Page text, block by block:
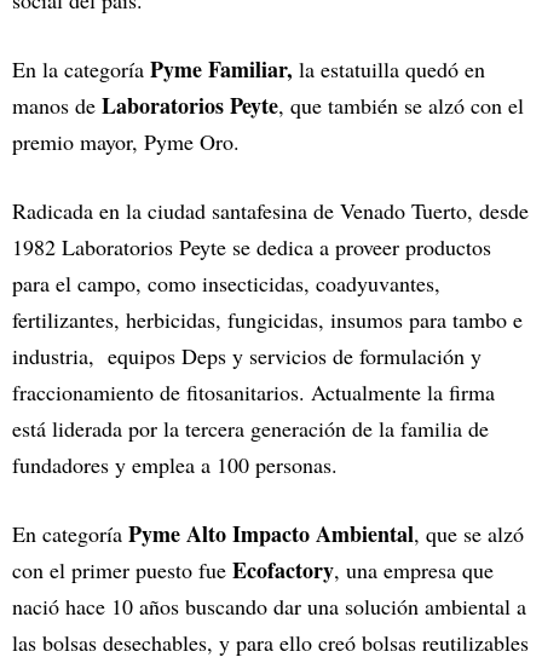
En la categoría Pyme Familiar, la estatuilla quedó en
manos de Laboratorios Peyte, que también se alzó con el
premio mayor, Pyme Oro.
Radicada en la ciudad santafesina de Venado Tuerto, desde
1982 Laboratorios Peyte se dedica a proveer productos
para el campo, como insecticidas, coadyuvantes,
fertilizantes, herbicidas, fungicidas, insumos para tambo e
industria, equipos Deps y servicios de formulación y
fraccionamiento de fitosanitarios. Actualmente la firma
está liderada por la tercera generación de la familia de
fundadores y emplea a 100 personas.
En categoría Pyme Alto Impacto Ambiental, que se alzó
con el primer puesto fue Ecofactory, una empresa que
nació hace 10 años buscando dar una solución ambiental a
las bolsas desechables, y para ello creó bolsas reutilizables